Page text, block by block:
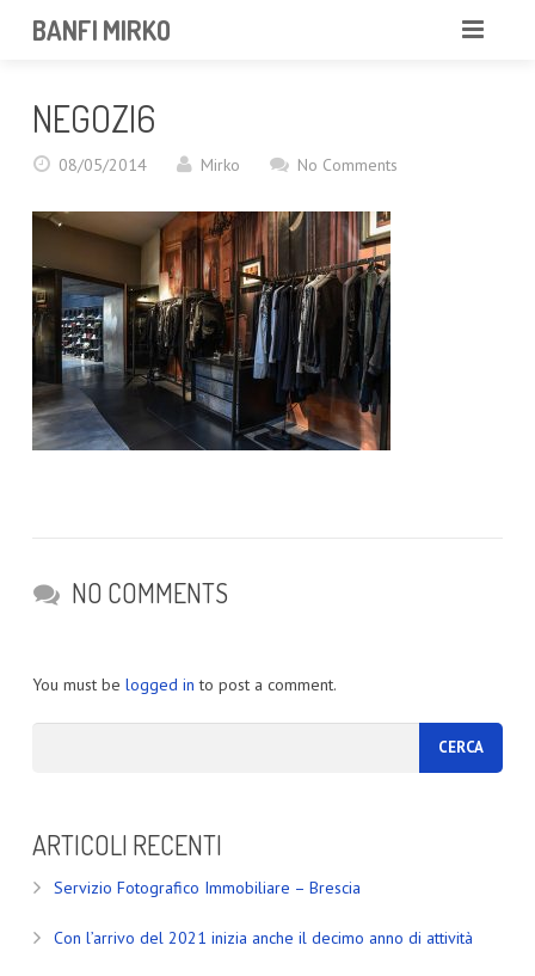
BANFI MIRKO
SERVIZI
NEWS
CONTATTAMI
NEGOZI6
08/05/2014 Mirko No Comments
NO COMMENTS
You must be logged in to post a comment.
ARTICOLI RECENTI
Servizio Fotografico Immobiliare – Brescia
Con l’arrivo del 2021 inizia anche il decimo anno di attività